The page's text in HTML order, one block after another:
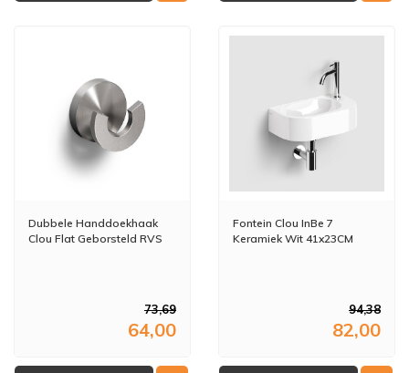
Dubbele Handdoekhaak
Clou Flat Geborsteld RVS
73,69
64,00
Fontein Clou InBe 7
Keramiek Wit 41x23CM
94,38
82,00